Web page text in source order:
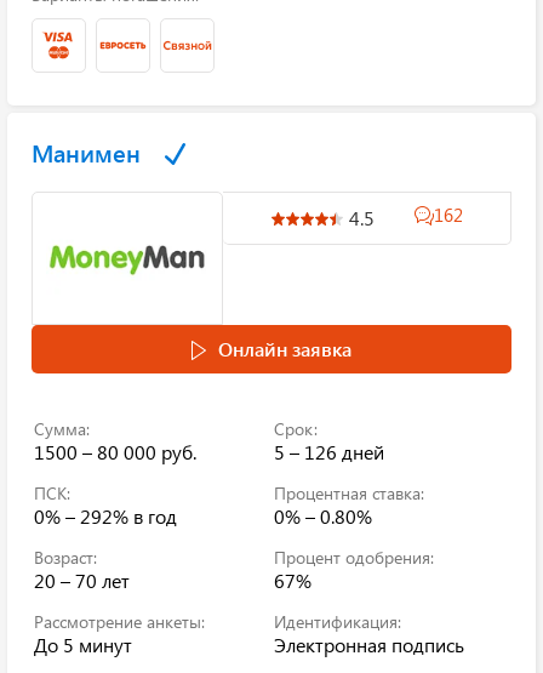
Манимен
4.5 162
Онлайн заявка
Сумма:
1500 – 80 000 руб.
Срок:
5 – 126 дней
ПСК:
0% – 292% в год
Процентная ставка:
0% – 0.80%
Возраст:
20 – 70 лет
Процент одобрения:
67%
Рассмотрение анкеты:
До 5 минут
Идентификация:
Электронная подпись